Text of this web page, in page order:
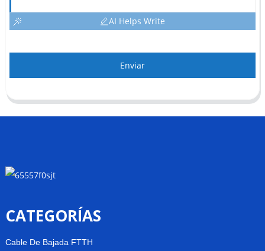
AI Helps Write
Enviar
CATEGORÍAS
Cable De Bajada FTTH